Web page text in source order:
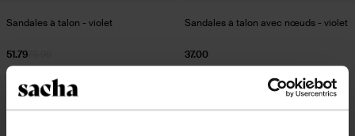
Sandales à talon - violet
51.79
Sandales à talon avec nœuds - violet
37.00
- 30%